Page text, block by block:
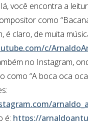
você encontra a
como
é claro, de muita
c/
no Instagram,
como “A boca oca
é: https://